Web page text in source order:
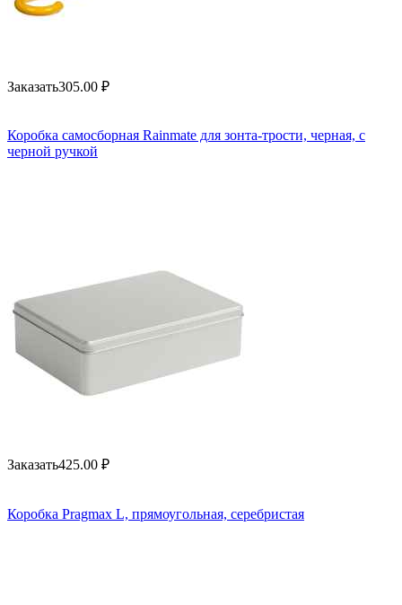
Заказать305.00 ₽
Коробка самосборная Rainmate для зонта-трости, черная, с
черной ручкой
Заказать425.00 ₽
Коробка Pragmax L, прямоугольная, серебристая